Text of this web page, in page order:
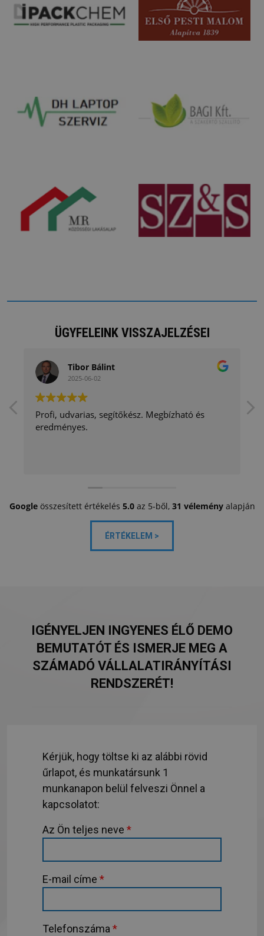
ÜGYFELEINK VISSZAJELZÉSEI
Tibor Bálint
2025-06-02
Profi, udvarias, segítőkész. Megbízható és
eredményes.
Googleösszesített értékelés 5.0az 5-ből, 31 véleményalapján
ÉRTÉKELEM >
IGÉNYELJEN INGYENES ÉLŐ DEMO
BEMUTATÓT ÉS ISMERJE MEG A
SZÁMADÓ VÁLLALATIRÁNYÍTÁSI
RENDSZERÉT!
Kérjük, hogy töltse ki az alábbi rövid
űrlapot, és munkatársunk 1
munkanapon belül felveszi Önnel a
kapcsolatot:
Az Ön teljes neve *
E-mail címe *
Telefonszáma *